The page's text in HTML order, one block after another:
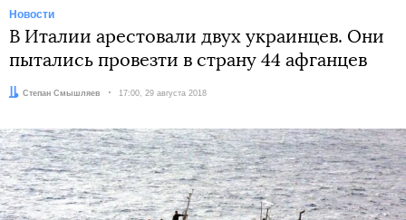
Новости
В Италии арестовали двух украинцев. Они
пытались провезти в страну 44 афганцев
Автор:
Степан Смышляев Дата:
17:00, 29 августа 2018